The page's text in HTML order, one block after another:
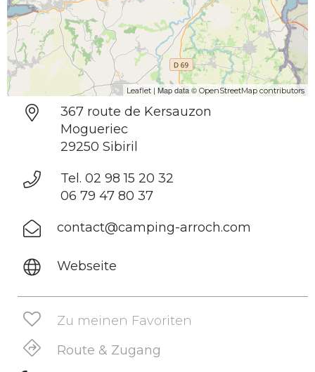
Leaflet | Map data © OpenStreetMap contributors
367 route de Kersauzon
Mogueriec
29250 Sibiril
Tel. 02 98 15 20 32
06 79 47 80 37
contact@camping-arroch.com
Webseite
Zu meinen Favoriten
Route & Zugang